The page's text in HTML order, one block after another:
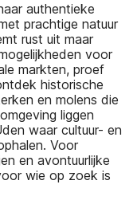
authentieke
prachtige natuur
rust uit maar
voor
markten, proef
historische
en molens die
liggen
waar cultuur- en
Voor
en avontuurlijke
wie op zoek is